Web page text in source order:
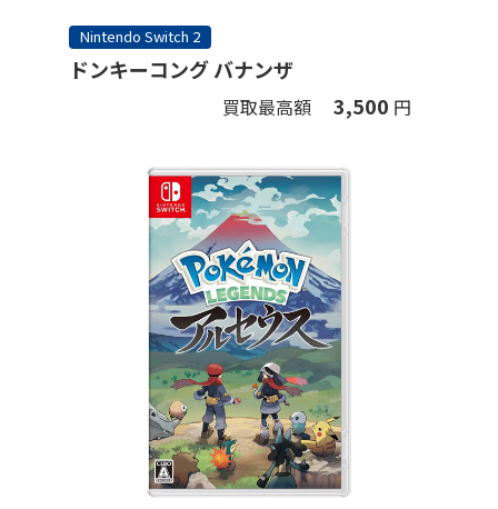
Nintendo Switch 2
ドンキーコング バナンザ
買取最高額 3,500 円